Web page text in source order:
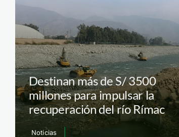
Destinan más de S/ 3500
millones para impulsar la
recuperación del río Rímac
Noticias